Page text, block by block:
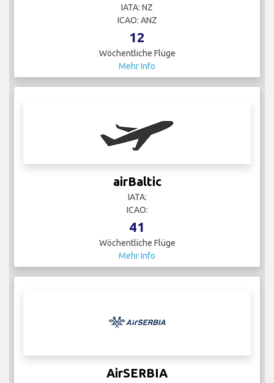
IATA: NZ
ICAO: ANZ
12
Wöchentliche Flüge
Mehr Info
airBaltic
IATA:
ICAO:
41
Wöchentliche Flüge
Mehr Info
AirSERBIA